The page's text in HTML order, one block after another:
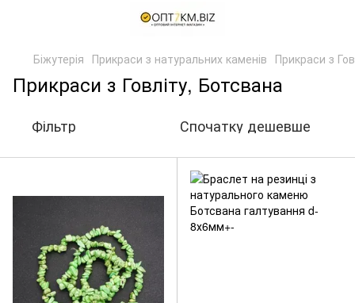
Біжутерія Прикраси з натуральних каменів Прикраси з
Прикраси з Говліту, Ботсвана
Фільтр Спочатку дешевше